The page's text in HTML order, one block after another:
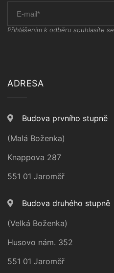
Přihlášením k odběru souhlasíte se
ADRESA
Budova prvního stupně
(Malá Boženka)
Knappova 287
551 01 Jaroměř
Budova druhého stupně
(Velká Boženka)
Husovo nám. 352
551 01 Jaroměř